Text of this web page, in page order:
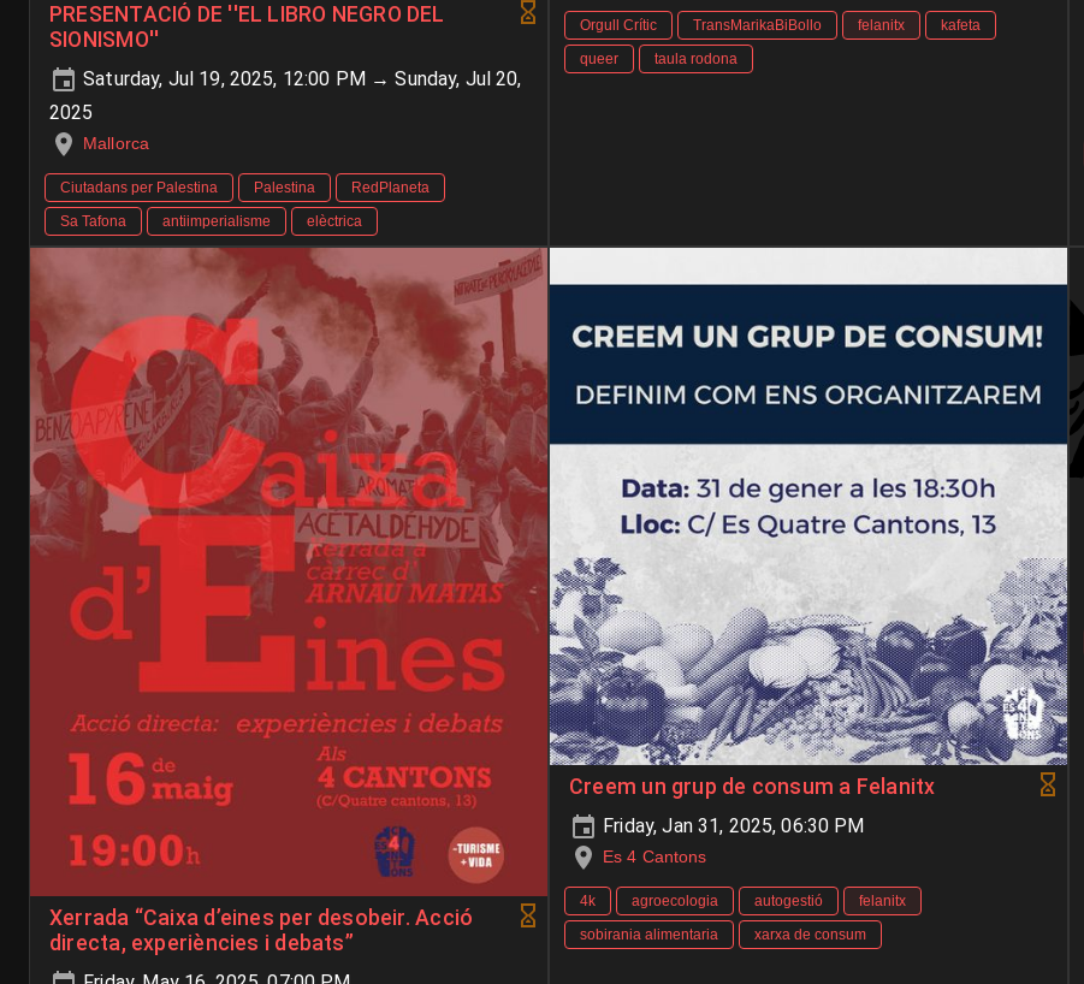
PRESENTACIÓ DE ''EL LIBRO NEGRO DEL
SIONISMO''
Saturday, Jul 19, 2025, 12:00 PM → Sunday, Jul 20,
2025
Mallorca
Ciutadans per Palestina Palestina
RedPlaneta
Sa Tafona
antiimperialisme elèctrica
Orgull Crític TransMarikaBiBollo felanitx
kafeta
queer
taula rodona
Xerrada “Caixa d’eines per desobeir. Acció
directa, experiències i debats”
Creem un grup de consum a Felanitx
Friday, Jan 31, 2025, 06:30 PM
Es 4 Cantons
4k agroecologia autogestió
felanitx
sobirania alimentaria
xarxa de consum